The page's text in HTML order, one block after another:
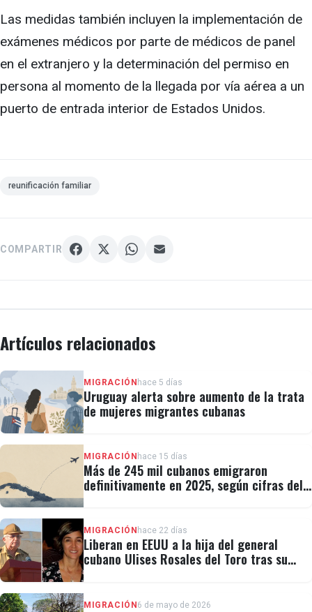
Las medidas también incluyen la implementación de
exámenes médicos por parte de médicos de panel
en el extranjero y la determinación del permiso en
persona al momento de la llegada por vía aérea a un
puerto de entrada interior de Estados Unidos.
reunificación familiar
COMPARTIR
Artículos relacionados
MIGRACIÓN hace 5 días
Uruguay alerta sobre aumento de la trata
de mujeres migrantes cubanas
MIGRACIÓN hace 15 días
Más de 245 mil cubanos emigraron
definitivamente en 2025, según cifras del
MIGRACIÓN hace 22 días
Liberan en EEUU a la hija del general
cubano Ulises Rosales del Toro tras su
MIGRACIÓN6 de mayo de 2026